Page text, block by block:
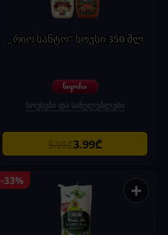
„რიო სანტო“ სოუსი 350 მლ
სოუსები და სანელებლები
5.95₾3.99₾
-33% +